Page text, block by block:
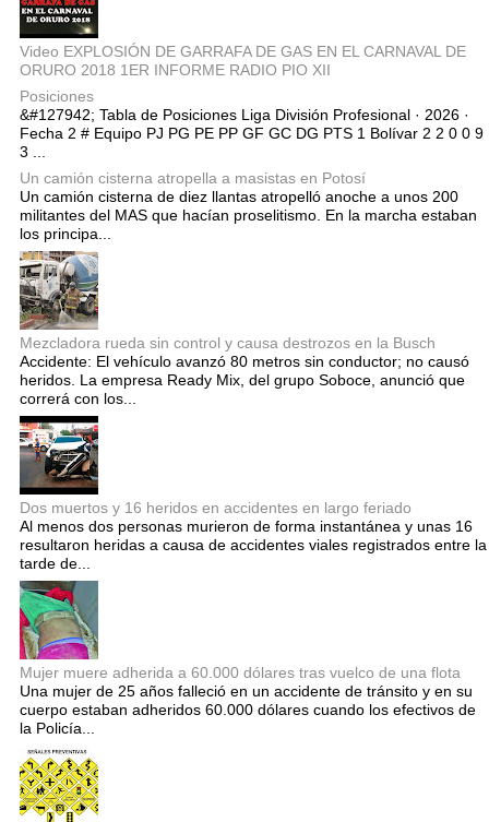
Video EXPLOSIÓN DE GARRAFA DE GAS EN EL CARNAVAL DE
ORURO 2018 1ER INFORME RADIO PIO XII
Posiciones
&#127942; Tabla de Posiciones Liga División Profesional · 2026 ·
Fecha 2 # Equipo PJ PG PE PP GF GC DG PTS 1 Bolívar 2 2 0 0 9
3 ...
Un camión cisterna atropella a masistas en Potosí
Un camión cisterna de diez llantas atropelló anoche a unos 200
militantes del MAS que hacían proselitismo. En la marcha estaban
los principa...
Mezcladora rueda sin control y causa destrozos en la Busch
Accidente: El vehículo avanzó 80 metros sin conductor; no causó
heridos. La empresa Ready Mix, del grupo Soboce, anunció que
correrá con los...
Dos muertos y 16 heridos en accidentes en largo feriado
Al menos dos personas murieron de forma instantánea y unas 16
resultaron heridas a causa de accidentes viales registrados entre la
tarde de...
Mujer muere adherida a 60.000 dólares tras vuelco de una flota
Una mujer de 25 años falleció en un accidente de tránsito y en su
cuerpo estaban adheridos 60.000 dólares cuando los efectivos de
la Policía...